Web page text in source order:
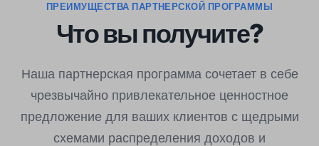
ПРЕИМУЩЕСТВА ПАРТНЕРСКОЙ ПРОГРАММЫ
Что вы получите?
Наша партнерская программа сочетает в себе
чрезвычайно привлекательное ценностное
предложение для ваших клиентов с щедрыми
схемами распределения доходов и